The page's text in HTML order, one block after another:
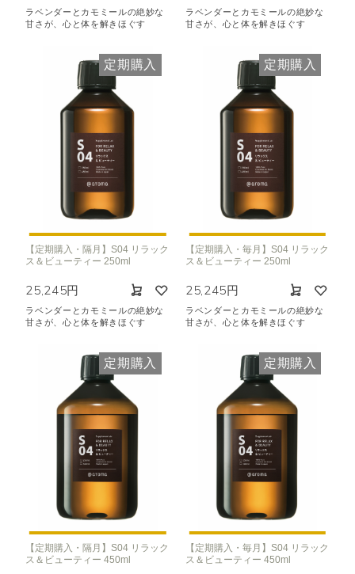
ラベンダーとカモミールの絶妙な
甘さが、心と体を解きほぐす
ラベンダーとカモミールの絶妙な
甘さが、心と体を解きほぐす
定期購入
【定期購入・隔月】S04 リラック
ス＆ビューティー 250ml
25,245円
ラベンダーとカモミールの絶妙な
甘さが、心と体を解きほぐす
定期購入
【定期購入・毎月】S04 リラック
ス＆ビューティー 250ml
25,245円
ラベンダーとカモミールの絶妙な
甘さが、心と体を解きほぐす
定期購入
【定期購入・隔月】S04 リラック
ス＆ビューティー 450ml
定期購入
【定期購入・毎月】S04 リラック
ス＆ビューティー 450ml